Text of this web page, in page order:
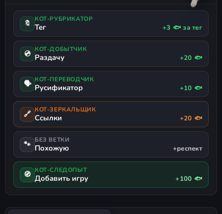
🔖 КОТ-РУБРИКАТОР
Тег +3 🐟 за тег
💿 КОТ-ДОБЫТЧИК
Раздачу +20 🐟
🗣 КОТ-ПЕРЕВОДЧИК
Русификатор +10 🐟
🔗 КОТ-ЗЕРКАЛЬЩИК
Ссылки +20 🐟
🐾 БЕЗ ВЕТКИ
Похожую +респект
🧭 КОТ-СЛЕДОПЫТ
Добавить игру +100 🐟